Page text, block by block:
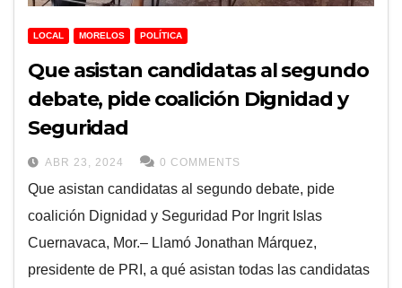
LOCAL MORELOS POLÍTICA
Que asistan candidatas al segundo
debate, pide coalición Dignidad y
Seguridad
ABR 23, 2024 0 COMMENTS
Que asistan candidatas al segundo debate, pide
coalición Dignidad y Seguridad Por Ingrit Islas
Cuernavaca, Mor.– Llamó Jonathan Márquez,
presidente de PRI, a qué asistan todas las candidatas